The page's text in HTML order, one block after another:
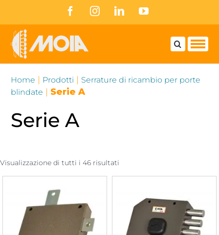
content
FacebookInstagramLinkedInYouTube
Home | Prodotti | Serrature di ricambio per porte
blindate | Serie A
Serie A
Visualizzazione di tutti i 46 risultati